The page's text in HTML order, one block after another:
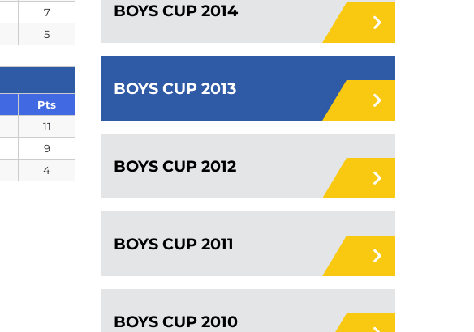
7
5
Pts
11
9
4
BOYS CUP 2014
BOYS CUP 2013
BOYS CUP 2012
BOYS CUP 2011
BOYS CUP 2010